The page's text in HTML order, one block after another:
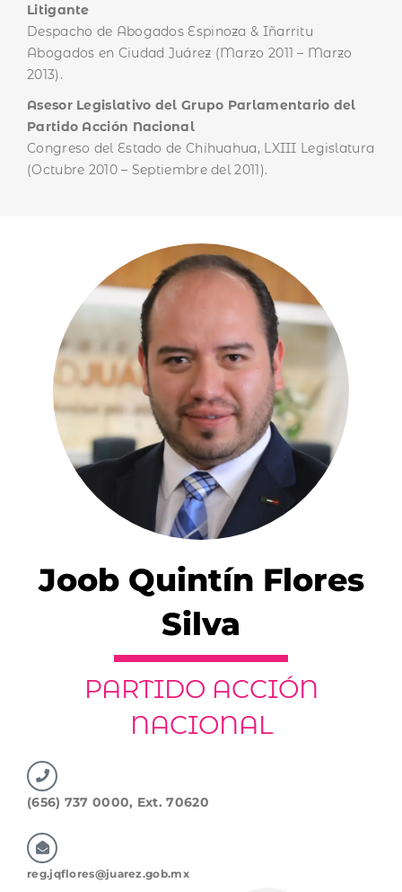
Litigante
Despacho de Abogados Espinoza & Iñarritu
Abogados en Ciudad Juárez (Marzo 2011 – Marzo
2013).
Asesor Legislativo del Grupo Parlamentario del
Partido Acción Nacional
Congreso del Estado de Chihuahua, LXIII Legislatura
(Octubre 2010 – Septiembre del 2011).
Joob Quintín Flores
Silva
PARTIDO ACCIÓN
NACIONAL
(656) 737 0000, Ext. 70620
reg.jqflores@juarez.gob.mx